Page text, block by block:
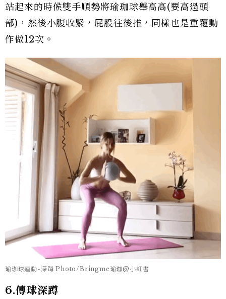
站起來的時候雙手順勢將瑜珈球舉高高(要高過頭
部)，然後小腹收緊，屁股往後推，同樣也是重覆動
作做12次。
瑜珈球運動-深蹲 Photo/Bringme瑜珈@小紅書
6.傳球深蹲